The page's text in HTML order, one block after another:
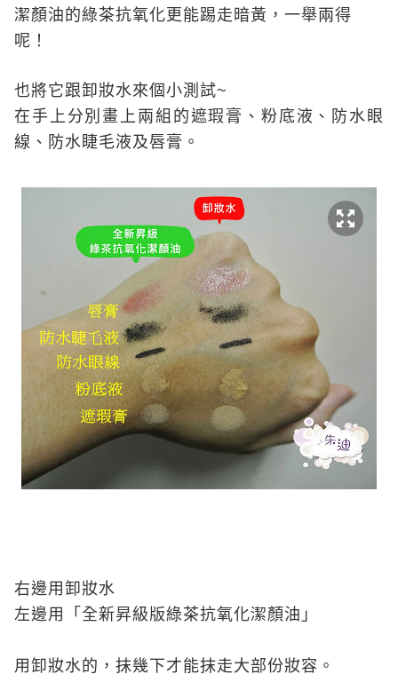
潔顏油的綠茶抗氧化更能踢走暗黃，一舉兩得
呢！
也將它跟卸妝水來個小測試~
在手上分別畫上兩組的遮瑕膏、粉底液、防水眼
線、防水睫毛液及唇膏。
右邊用卸妝水
左邊用「全新昇級版綠茶抗氧化潔顏油」
用卸妝水的，抹幾下才能抹走大部份妝容。